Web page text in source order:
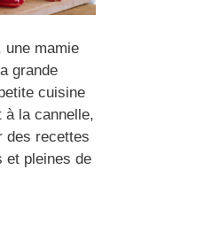
une mamie
grande
cuisine
à la cannelle,
des recettes
et pleines de